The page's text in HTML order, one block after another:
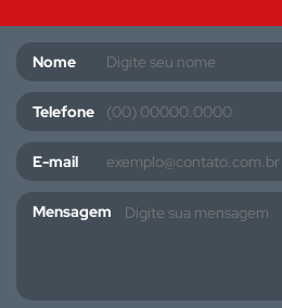
Nome
Telefone
E-mail
Mensagem